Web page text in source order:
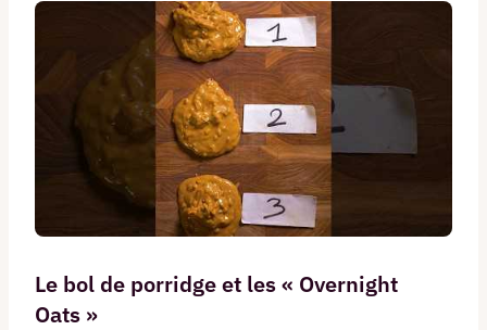
Le bol de porridge et les « Overnight
Oats »